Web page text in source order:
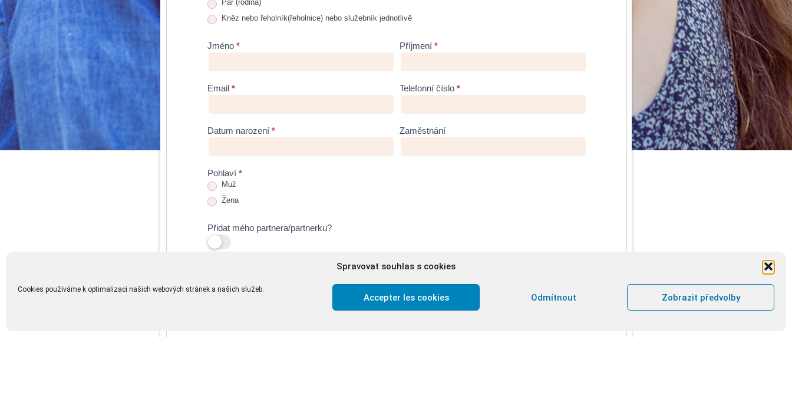
Spravovat souhlas s cookies
Cookies používáme k optimalizaci našich webových stránek a našich služeb.
Accepter les cookies Odmítnout Zobrazit předvolby
Pár (rodina)
Kněz nebo řeholník(řeholnice) nebo služebník jednotlivě
Jméno * Příjmení*
Email * Telefonní číslo*
Datum narození * Zaměstnání
Pohlaví *
Muž
Žena
Přidat mého partnera/partnerku?